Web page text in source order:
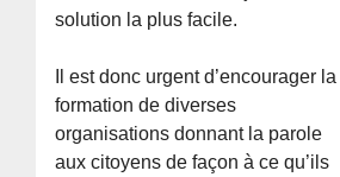
solution la plus facile.
Il est donc urgent d’encourager la
formation de diverses
organisations donnant la parole
aux citoyens de façon à ce qu’ils